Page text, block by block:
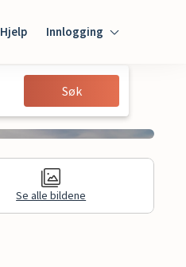
Hjelp Innlogging
Innlogging
Gjest
Søk
Se alle bildene